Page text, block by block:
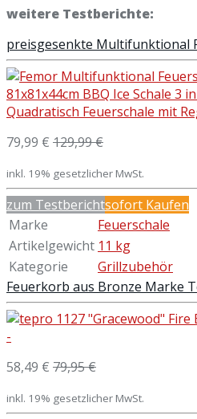
weitere Testberichte:
preisgesenkte Multifunktional
79,99 € 129,99 €
inkl. 19% gesetzlicher MwSt.
zum Testberichtsofort Kaufen
Marke
Feuerschale
Artikelgewicht 11 kg
Kategorie
Grillzubehör
Feuerkorb aus Bronze Marke
58,49 € 79,95 €
inkl. 19% gesetzlicher MwSt.